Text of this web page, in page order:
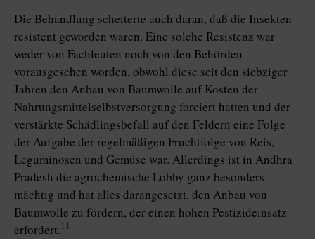
Die Behandlung scheiterte auch daran, daß die Insekten
resistent geworden waren. Eine solche Resistenz war
weder von Fachleuten noch von den Behörden
vorausgesehen worden, obwohl diese seit den siebziger
Jahren den Anbau von Baumwolle auf Kosten der
Nahrungsmittelselbstversorgung forciert hatten und der
verstärkte Schädlingsbefall auf den Feldern eine Folge
der Aufgabe der regelmäßigen Fruchtfolge von Reis,
Leguminosen und Gemüse war. Allerdings ist in Andhra
Pradesh die agrochemische Lobby ganz besonders
mächtig und hat alles darangesetzt, den Anbau von
Baumwolle zu fördern, der einen hohen Pestizideinsatz
erfordert. 11